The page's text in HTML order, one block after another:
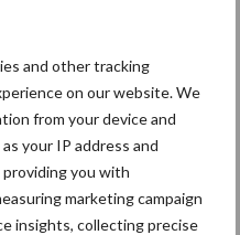
and other tracking
on our website. We
from your device and
your IP address and
you with
marketing campaign
insights, collecting precise
risicofactor
ziet volume en
groeien in
Nederlandse